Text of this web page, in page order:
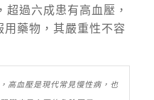
過六成患有高血壓，
藥物，其嚴重性不容
高血壓是現代常見慢性病，也